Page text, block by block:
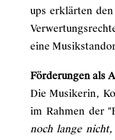
ups erklärten
eine
Förderungen als
Die Musikerin,
im Rahmen der
noch lange